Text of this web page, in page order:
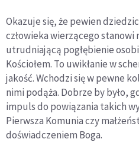
Okazuje się, że pewien
człowieka wierzącego
utrudniającą pogłębienie
Kościołem. To uwikłanie w
jakość. Wchodzi się w pewne
nimi podąża. Dobrze by było,
impuls do powiązania takich
Pierwsza Komunia czy
doświadczeniem Boga.